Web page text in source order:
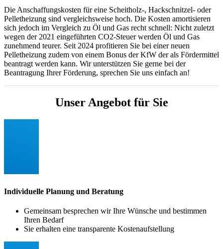
Die Anschaffungskosten für eine Scheitholz-, Hackschnitzel- oder
Pelletheizung sind vergleichsweise hoch. Die Kosten amortisieren
sich jedoch im Vergleich zu Öl und Gas recht schnell: Nicht zuletzt
wegen der 2021 eingeführten CO2-Steuer werden Öl und Gas
zunehmend teurer. Seit 2024 profitieren Sie bei einer neuen
Pelletheizung zudem von einem Bonus der KfW der als Fördermittel
beantragt werden kann. Wir unterstützen Sie gerne bei der
Beantragung Ihrer Förderung, sprechen Sie uns einfach an!
Unser Angebot für Sie
Individuelle Planung und Beratung
Gemeinsam besprechen wir Ihre Wünsche und bestimmen
Ihren Bedarf
Sie erhalten eine transparente Kostenaufstellung